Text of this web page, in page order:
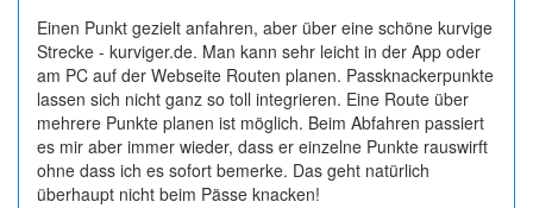
Einen Punkt gezielt anfahren, aber über eine schöne kurvige
Strecke - kurviger.de. Man kann sehr leicht in der App oder
am PC auf der Webseite Routen planen. Passknackerpunkte
lassen sich nicht ganz so toll integrieren. Eine Route über
mehrere Punkte planen ist möglich. Beim Abfahren passiert
es mir aber immer wieder, dass er einzelne Punkte rauswirft
ohne dass ich es sofort bemerke. Das geht natürlich
überhaupt nicht beim Pässe knacken!